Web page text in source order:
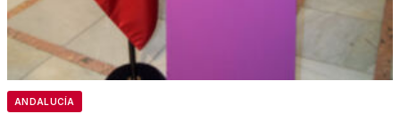
ANDALUCÍA